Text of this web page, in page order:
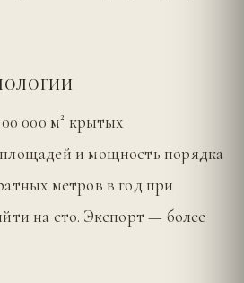
000 м² крытых
и мощность порядка
метров в год при
на сто. Экспорт — более